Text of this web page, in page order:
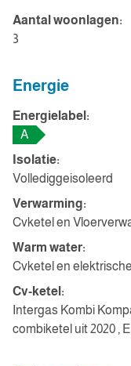
Aantal woonlagen:
3
Energie
Energielabel:
A
Isolatie:
Vollediggeisoleerd
Verwarming:
Cvketel en
Warm water:
Cvketel en
Cv-ketel:
Intergas Kombi
combiketel uit 2020 ,